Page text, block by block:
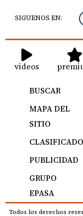
SIGUENOS EN:
videos
BUSCAR
MAPA DEL
SITIO
PUBLICIDAD
GRUPO
EPASA
Todos los derechos